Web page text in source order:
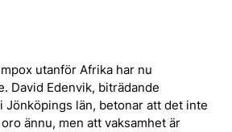
utanför Afrika har nu
David Edenvik, biträdande
Jönköpings län, betonar att det inte
ännu, men att vaksamhet är